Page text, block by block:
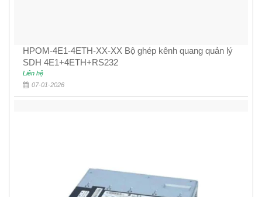
HPOM-4E1-4ETH-XX-XX Bộ ghép kênh quang quản lý
SDH 4E1+4ETH+RS232
Liên hệ
07-01-2026